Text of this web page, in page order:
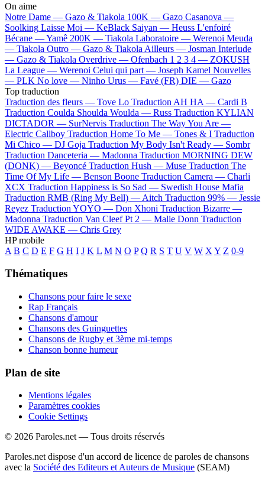
On aime
Notre Dame — Gazo & Tiakola 100K — Gazo Casanova —
Soolking Laisse Moi — KeBlack Saiyan — Heuss L'enfoiré
Bécane —Yamê 200K — Tiakola Laboratoire — Werenoi Meuda
— Tiakola Outro — Gazo & Tiakola Ailleurs — Josman Interlude
— Gazo & Tiakola Overdrive — Ofenbach 1 2 3 4 — ZOKUSH
La League — Werenoi Celui qui part — Joseph Kamel Nouvelles
— PLK No love — Ninho Urus — Favé (FR) DIE — Gazo
Top traduction
Traduction des fleurs — Tove Lo Traduction AH HA — Cardi B
Traduction Coulda Shoulda Woulda — Russ Traduction KYLIAN
DICTADOR — SurNervis Traduction The Way You Are —
Electric Callboy Traduction Home To Me — Tones & I Traduction
Mi Chico — DJ Goja Traduction My Body Isn't Ready — Sombr
Traduction Danceteria — Madonna Traduction MORNING DEW
(DONK) — Beyoncé Traduction Hush — Muse Traduction The
Time Of My Life — Benson Boone Traduction Camera — Charli
XCX Traduction Happiness is So Sad — Swedish House Mafia
Traduction RMB (Ring My Bell) — Aitch Traduction 99% — Jessie
Reyez Traduction YOYO — Don Xhoni Traduction Bizarre —
Madonna Traduction Van Cleef Pt 2 — Malie Donn Traduction
WIDE AWAKE — Chris Grey
HP mobile
A B C D E F G H I J K L M N O P Q R S T U V W X Y Z 0-9
Thématiques
Chansons pour faire le sexe
Rap Français
Chansons d'amour
Chansons des Guinguettes
Chansons de Rugby et 3ème mi-temps
Chanson bonne humeur
Plan de site
Mentions légales
Paramètres cookies
Cookie Settings
© 2026 Paroles.net — Tous droits réservés
Paroles.net dispose d'un accord de licence de paroles de chansons
avec la Société des Editeurs et Auteurs de Musique (SEAM)